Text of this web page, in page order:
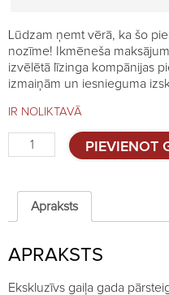
Lūdzam ņemt vērā, ka šo
nozīme! Ikmēneša
izvēlētā līzinga kompānijas
izmaiņām un iesnieguma
IR NOLIKTAVĀ
Brūderis
Comfortplast
MIDI
quantity
PIEVIENOT
Apraksts
APRAKSTS
Ekskluzīvs gaiļa gada